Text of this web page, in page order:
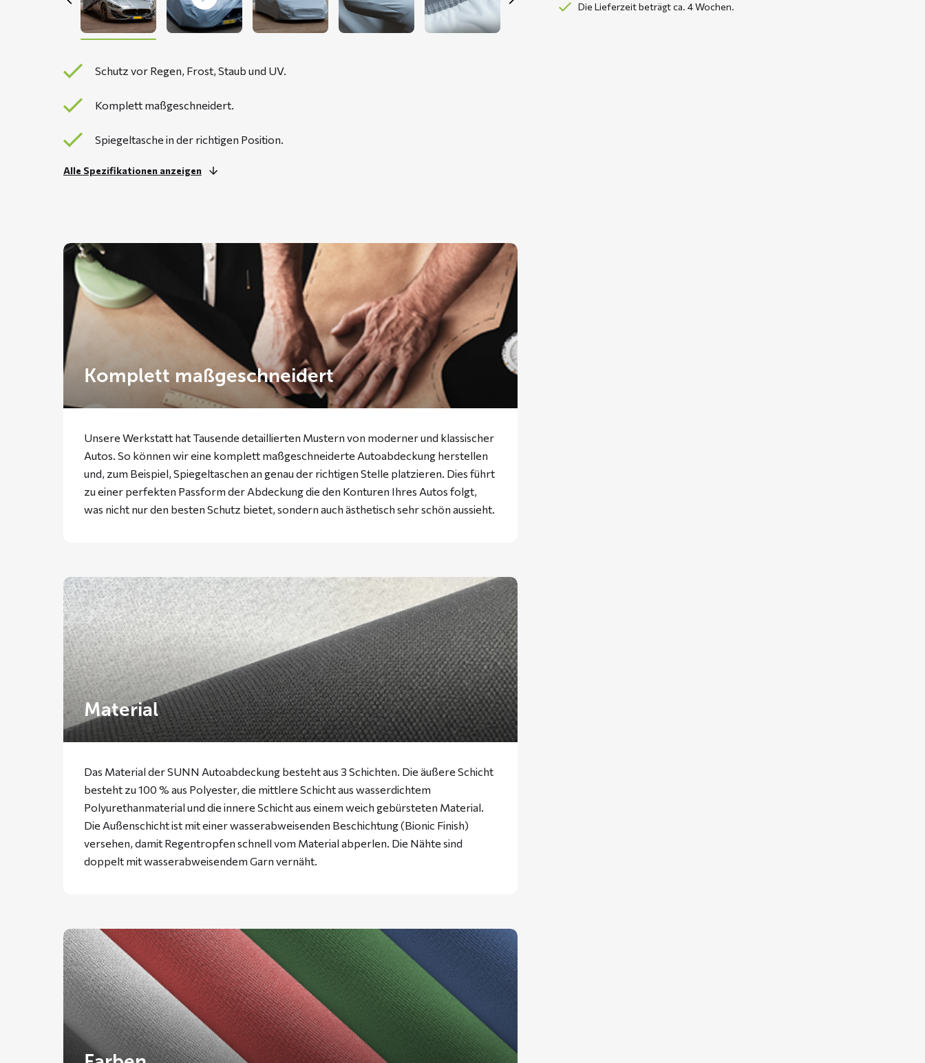
Schutz vor Regen, Frost, Staub und UV.
Komplett maßgeschneidert.
Spiegeltasche in der richtigen Position.
Alle Spezifikationen anzeigen
Die Lieferzeit beträgt ca. 4 Wochen.
Komplett maßgeschneidert
Unsere Werkstatt hat Tausende detaillierten Mustern von moderner und klassischer
Autos. So können wir eine komplett maßgeschneiderte Autoabdeckung herstellen
und, zum Beispiel, Spiegeltaschen an genau der richtigen Stelle platzieren. Dies führt
zu einer perfekten Passform der Abdeckung die den Konturen Ihres Autos folgt,
was nicht nur den besten Schutz bietet, sondern auch ästhetisch sehr schön aussieht.
Material
Das Material der SUNN Autoabdeckung besteht aus 3 Schichten. Die äußere Schicht
besteht zu 100 % aus Polyester, die mittlere Schicht aus wasserdichtem
Polyurethanmaterial und die innere Schicht aus einem weich gebürsteten Material.
Die Außenschicht ist mit einer wasserabweisenden Beschichtung (Bionic Finish)
versehen, damit Regentropfen schnell vom Material abperlen. Die Nähte sind
doppelt mit wasserabweisendem Garn vernäht.